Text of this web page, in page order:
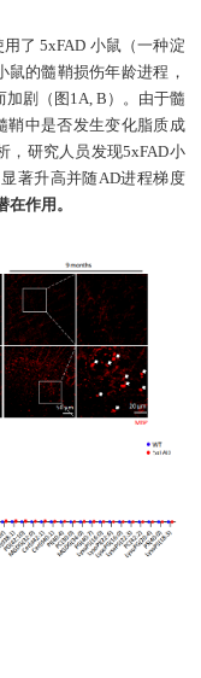
了 5xFAD 小鼠（一种淀
的髓鞘损伤年龄进程，
剧（图1A, B）。由于髓
鞘中是否发生变化脂质成
，研究人员发现5xFAD小
著升高并随AD进程梯度
在作用。